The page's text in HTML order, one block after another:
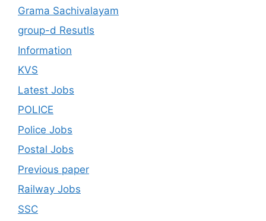
Grama Sachivalayam
group-d Resutls
Information
KVS
Latest Jobs
POLICE
Police Jobs
Postal Jobs
Previous paper
Railway Jobs
SSC